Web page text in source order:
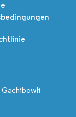
Gachibowli